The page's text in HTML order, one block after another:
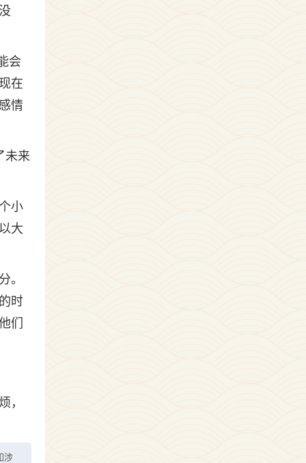
会
在
情
未来
小
大
。
时
们
，
涉